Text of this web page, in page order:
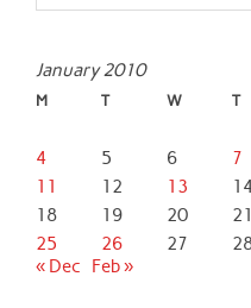
January 2010
M T W T
4
5 6 7
11
12 13
18
19 20 21
25
26 27
« Dec
Feb »